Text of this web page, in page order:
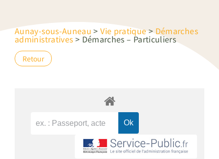
Aunay-sous-Auneau >Vie pratique>Démarches
administratives > Démarches – Particuliers
Retour